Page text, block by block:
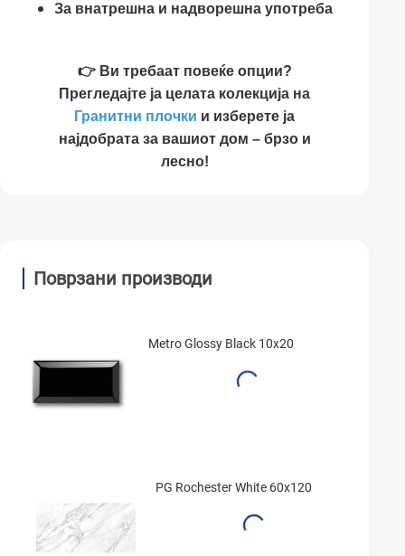
За внатрешна и надворешна употреба
👉 Ви требаат повеќе опции?
Прегледајте ја целата колекција на
Гранитни плочки и изберете ја
најдобрата за вашиот дом – брзо и
лесно!
Поврзани производи
Metro Glossy Black 10x20
PG Rochester White 60x120